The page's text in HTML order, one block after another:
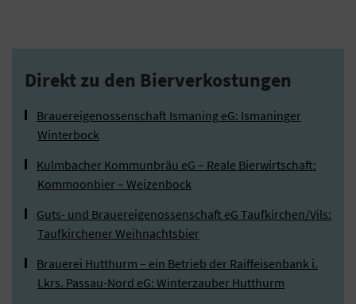
Direkt zu den Bierverkostungen
Brauereigenossenschaft Ismaning eG: Ismaninger
Winterbock
Kulmbacher Kommunbräu eG – Reale Bierwirtschaft:
Kommoonbier – Weizenbock
Guts- und Brauereigenossenschaft eG Taufkirchen/Vils:
Taufkirchener Weihnachtsbier
Brauerei Hutthurm – ein Betrieb der Raiffeisenbank i.
Lkrs. Passau-Nord eG: Winterzauber Hutthurm